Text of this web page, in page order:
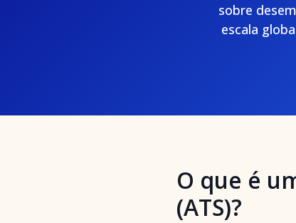
sobre
escala
O que é
(ATS)?